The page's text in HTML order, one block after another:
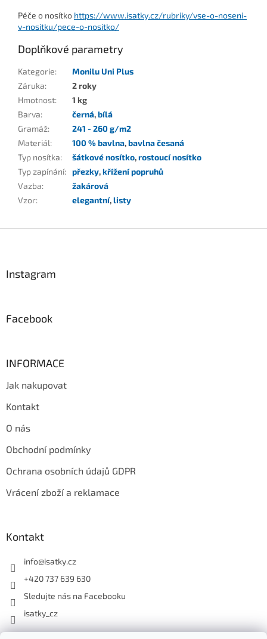
Péče o nosítko https://www.isatky.cz/rubriky/vse-o-noseni-
v-nositku/pece-o-nositko/
Doplňkové parametry
Kategorie:
Monilu Uni Plus
Záruka:
2 roky
Hmotnost:
1 kg
Barva: černá,bílá
Gramáž:
241 - 260 g/m2
Materiál: 100 % bavlna,bavlna česaná
Typ nosítka: šátkové nosítko,rostoucí nosítko
Typ zapínání: přezky,křížení popruhů
Vazba:
žakárová
Vzor: elegantní,listy
Instagram
Facebook
INFORMACE
Jak nakupovat
Kontakt
O nás
Obchodní podmínky
Ochrana osobních údajů GDPR
Vrácení zboží a reklamace
Kontakt
info@isatky.cz
+420 737 639 630
Sledujte nás na Facebooku
isatky_cz